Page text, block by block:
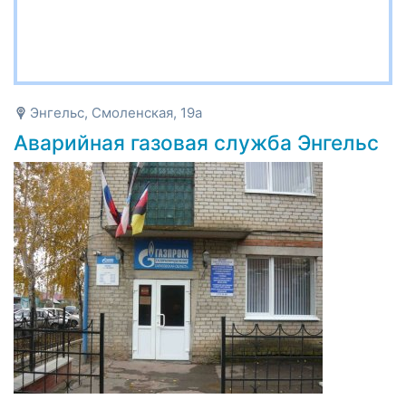
Энгельс, Смоленская, 19а
Аварийная газовая служба Энгельс